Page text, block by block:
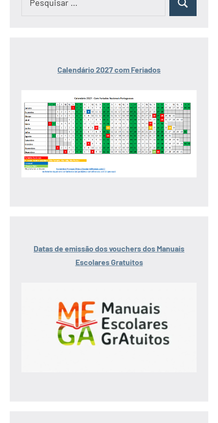
Pesquisar
Calendário 2027 com Feriados
Datas de emissão dos vouchers dos Manuais
Escolares Gratuitos